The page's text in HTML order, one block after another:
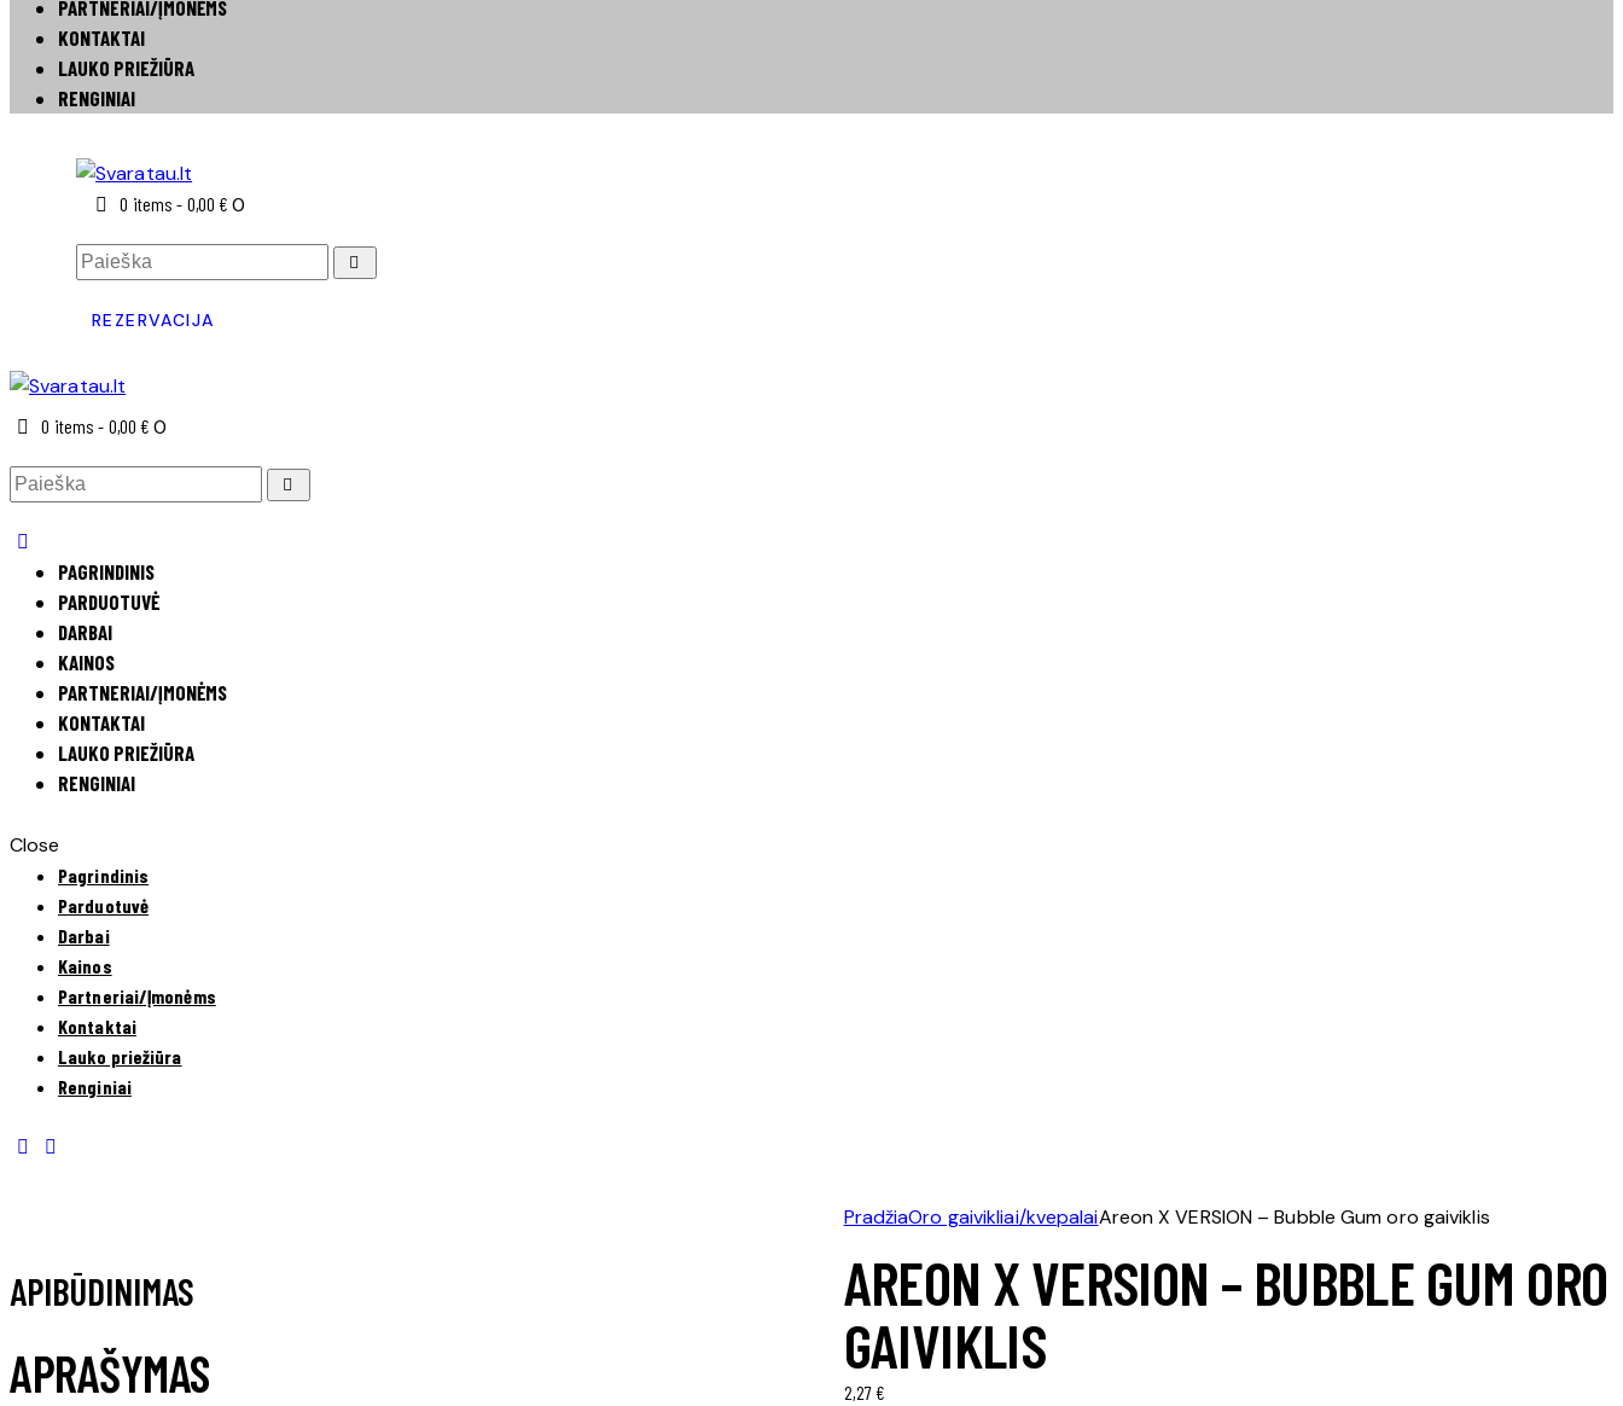
PARTNERIAI/ĮMONĖMS
KONTAKTAI
LAUKO PRIEŽIŪRA
RENGINIAI
0 items - 0,00 € 0
REZERVACIJA
0 items - 0,00 € 0
PAGRINDINIS
PARDUOTUVĖ
DARBAI
KAINOS
PARTNERIAI/ĮMONĖMS
KONTAKTAI
LAUKO PRIEŽIŪRA
RENGINIAI
Close
Pagrindinis
Parduotuvė
Darbai
Kainos
Partneriai/Įmonėms
Kontaktai
Lauko priežiūra
Renginiai
PradžiaOro gaivikliai/kvepalaiAreon X VERSION – Bubble Gum oro gaiviklis
AREON X VERSION – BUBBLE GUM ORO
GAIVIKLIS
2,27€
APIBŪDINIMAS
APRAŠYMAS